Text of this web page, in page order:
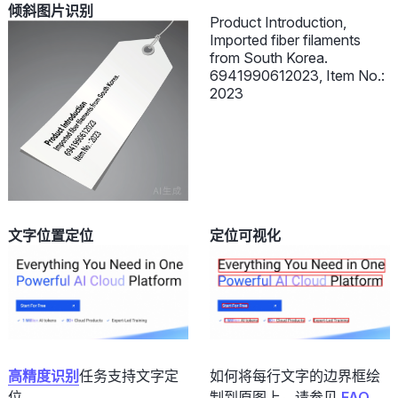
倾斜图片识别
Product Introduction,
Imported fiber filaments
from South Korea.
6941990612023, Item No.:
2023
文字位置定位
高精度识别 任务支持文字定
定位可视化
如何将每行文字的边界框绘